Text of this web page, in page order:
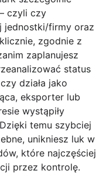
czyli czy
jednostki/firmy oraz
zgodnie z
zaplanujesz
status
działa jako
eksporter lub
wystąpiły
temu szybciej
unikniesz luk w
które najczęściej
przez kontrolę.